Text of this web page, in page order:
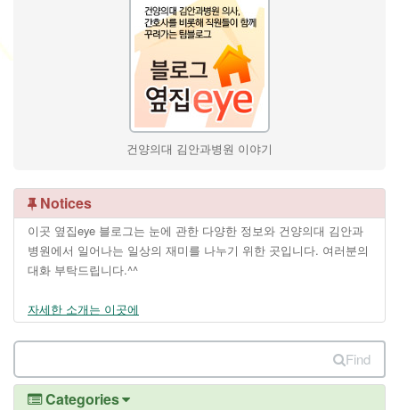
건양의대 김안과병원 이야기
Notices
이곳 옆집eye 블로그는 눈에 관한 다양한 정보와 건양의대 김안과
병원에서 일어나는 일상의 재미를 나누기 위한 곳입니다. 여러분의
대화 부탁드립니다.^^
자세한 소개는 이곳에
Find
Categories